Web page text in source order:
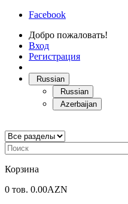
Facebook
Добро пожаловать!
Вход
Регистрация
Russian
Russian
Azerbaijan
Корзина
0 тов. 0.00AZN